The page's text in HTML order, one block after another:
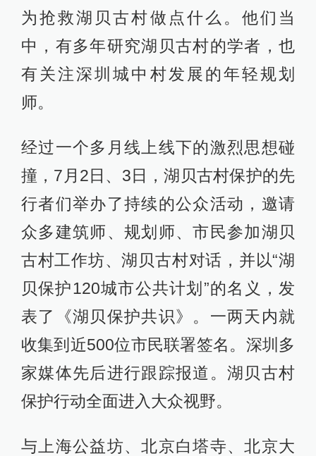
为抢救湖贝古村做点什么。他们当
中，有多年研究湖贝古村的学者，也
有关注深圳城中村发展的年轻规划
师。
经过一个多月线上线下的激烈思想碰
撞，7月2日、3日，湖贝古村保护的先
行者们举办了持续的公众活动，邀请
众多建筑师、规划师、市民参加湖贝
古村工作坊、湖贝古村对话，并以“湖
贝保护120城市公共计划”的名义，发
表了《湖贝保护共识》。一两天内就
收集到近500位市民联署签名。深圳多
家媒体先后进行跟踪报道。湖贝古村
保护行动全面进入大众视野。
与上海公益坊、北京白塔寺、北京大